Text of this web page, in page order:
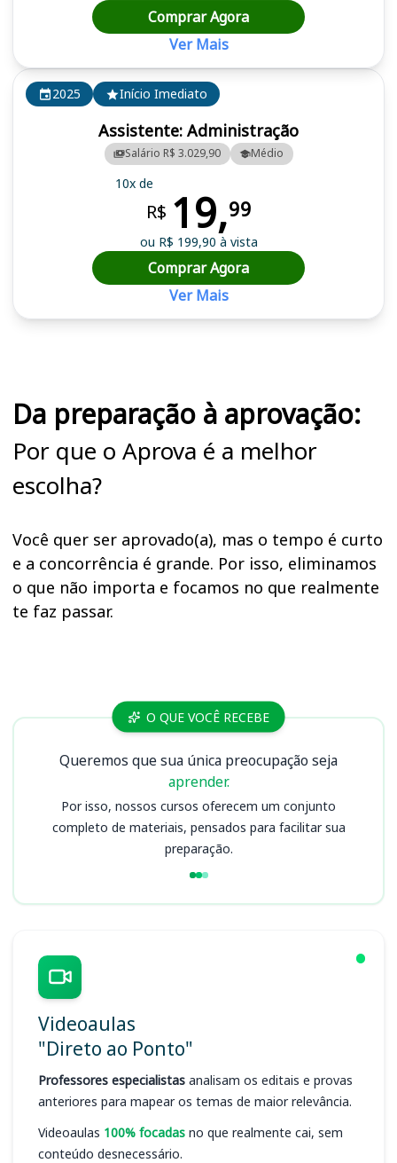
2025 Início Imediato
Assistente: Administração
Salário R$ 3.029,90 Médio
10x de
R$ 19,99
ou R$ 199,90 à vista
Comprar Agora
Ver Mais
Comprar Agora
Ver Mais
Da preparação à aprovação:
Por que o Aprova é a melhor
escolha?
Você quer ser aprovado(a), mas o tempo é curto
e a concorrência é grande. Por isso, eliminamos
o que não importa e focamos no que realmente
te faz passar.
Cursos UFMS (MS)O QUE VOCÊ RECEBE
Queremos que sua única preocupação seja
aprender.
Por isso, nossos cursos oferecem um conjunto
completo de materiais, pensados para facilitar sua
preparação.
Videoaulas
"Direto ao Ponto"
Professores especialistas analisam os editais e provas
anteriores para mapear os temas de maior relevância.
Videoaulas 100% focadas no que realmente cai, sem
conteúdo desnecessário.